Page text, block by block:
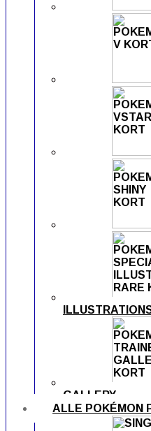
GALLERY
ALLE POKÉMON